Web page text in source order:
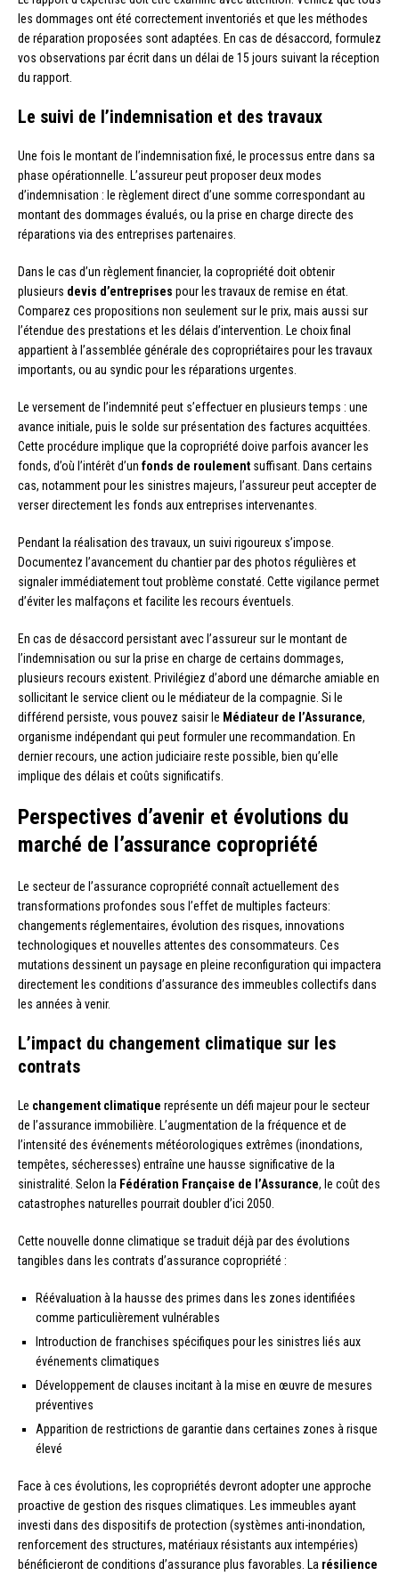
les dommages ont été correctement inventoriés et que les méthodes
de réparation proposées sont adaptées. En cas de désaccord, formulez
vos observations par écrit dans un délai de 15 jours suivant la réception
du rapport.
Le suivi de l’indemnisation et des travaux
Une fois le montant de l’indemnisation fixé, le processus entre dans sa
phase opérationnelle. L’assureur peut proposer deux modes
d’indemnisation : le règlement direct d’une somme correspondant au
montant des dommages évalués, ou la prise en charge directe des
réparations via des entreprises partenaires.
Dans le cas d’un règlement financier, la copropriété doit obtenir
plusieurs devis d’entreprises pour les travaux de remise en état.
Comparez ces propositions non seulement sur le prix, mais aussi sur
l’étendue des prestations et les délais d’intervention. Le choix final
appartient à l’assemblée générale des copropriétaires pour les travaux
importants, ou au syndic pour les réparations urgentes.
Le versement de l’indemnité peut s’effectuer en plusieurs temps : une
avance initiale, puis le solde sur présentation des factures acquittées.
Cette procédure implique que la copropriété doive parfois avancer les
fonds, d’où l’intérêt d’un fonds de roulement suffisant. Dans certains
cas, notamment pour les sinistres majeurs, l’assureur peut accepter de
verser directement les fonds aux entreprises intervenantes.
Pendant la réalisation des travaux, un suivi rigoureux s’impose.
Documentez l’avancement du chantier par des photos régulières et
signaler immédiatement tout problème constaté. Cette vigilance permet
d’éviter les malfaçons et facilite les recours éventuels.
En cas de désaccord persistant avec l’assureur sur le montant de
l’indemnisation ou sur la prise en charge de certains dommages,
plusieurs recours existent. Privilégiez d’abord une démarche amiable en
sollicitant le service client ou le médiateur de la compagnie. Si le
différend persiste, vous pouvez saisir le Médiateur de l’Assurance,
organisme indépendant qui peut formuler une recommandation. En
dernier recours, une action judiciaire reste possible, bien qu’elle
implique des délais et coûts significatifs.
Perspectives d’avenir et évolutions du
marché de l’assurance copropriété
Le secteur de l’assurance copropriété connaît actuellement des
transformations profondes sous l’effet de multiples facteurs:
changements réglementaires, évolution des risques, innovations
technologiques et nouvelles attentes des consommateurs. Ces
mutations dessinent un paysage en pleine reconfiguration qui impactera
directement les conditions d’assurance des immeubles collectifs dans
les années à venir.
L’impact du changement climatique sur les
contrats
Le changement climatique représente un défi majeur pour le secteur
de l’assurance immobilière. L’augmentation de la fréquence et de
l’intensité des événements météorologiques extrêmes (inondations,
tempêtes, sécheresses) entraîne une hausse significative de la
sinistralité. Selon la Fédération Française de l’Assurance, le coût des
catastrophes naturelles pourrait doubler d’ici 2050.
Cette nouvelle donne climatique se traduit déjà par des évolutions
tangibles dans les contrats d’assurance copropriété :
Réévaluation à la hausse des primes dans les zones identifiées
comme particulièrement vulnérables
Introduction de franchises spécifiques pour les sinistres liés aux
événements climatiques
Développement de clauses incitant à la mise en œuvre de mesures
préventives
Apparition de restrictions de garantie dans certaines zones à risque
élevé
Face à ces évolutions, les copropriétés devront adopter une approche
proactive de gestion des risques climatiques. Les immeubles ayant
investi dans des dispositifs de protection (systèmes anti-inondation,
renforcement des structures, matériaux résistants aux intempéries)
bénéficieront de conditions d’assurance plus favorables. La résilience